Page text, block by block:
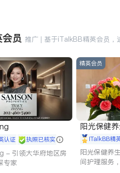
员 推广 | 基于iTalkBB精英会员，
认证 执照已核实
- 引领大华府地区房
专家
精英会员
阳光保健
iTalkBB精
阳光保健养
间护理服务